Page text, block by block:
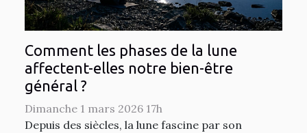
Comment les phases de la lune
affectent-elles notre bien-être
général ?
Dimanche 1 mars 2026 17h
Depuis des siècles, la lune fascine par son